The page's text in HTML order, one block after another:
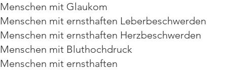
Menschen mit Glaukom
Menschen mit ernsthaften Leberbeschwerden
Menschen mit ernsthaften Herzbeschwerden
Menschen mit Bluthochdruck
Menschen mit ernsthaften